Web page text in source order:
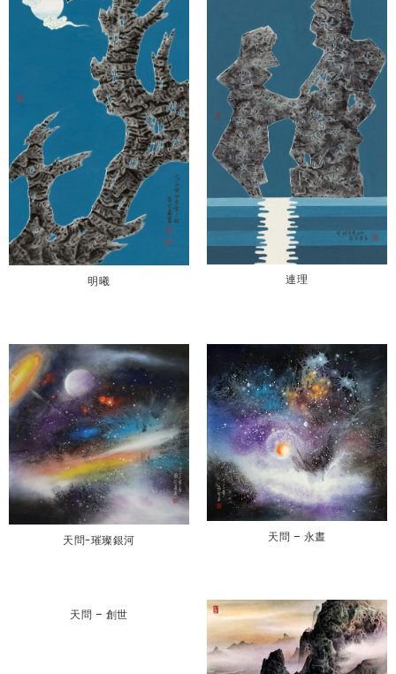
明曦 連理
天問-璀璨銀河 天問 – 永晝
天問 – 創世